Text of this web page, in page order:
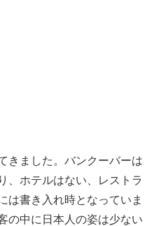
きました。バンクーバーは
、ホテルはない、レストラ
は書き入れ時となっていま
の中に日本人の姿は少ない